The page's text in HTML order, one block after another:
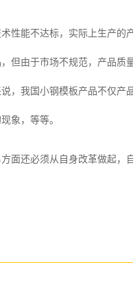
能不达标，实际上生产的产
但由于市场不规范，产品质
，我国小钢模板产品不仅产
象，等等。
还必须从自身改革做起，